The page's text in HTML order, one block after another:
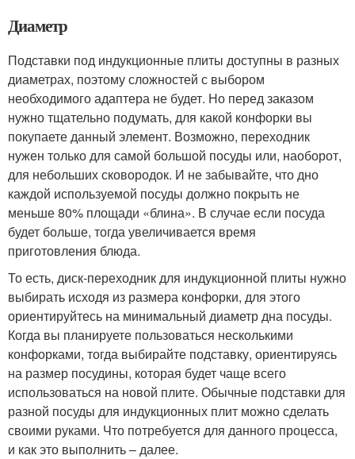
Диаметр
Подставки под индукционные плиты доступны в разных
диаметрах, поэтому сложностей с выбором
необходимого адаптера не будет. Но перед заказом
нужно тщательно подумать, для какой конфорки вы
покупаете данный элемент. Возможно, переходник
нужен только для самой большой посуды или, наоборот,
для небольших сковородок. И не забывайте, что дно
каждой используемой посуды должно покрыть не
меньше 80% площади «блина». В случае если посуда
будет больше, тогда увеличивается время
приготовления блюда.
То есть, диск-переходник для индукционной плиты нужно
выбирать исходя из размера конфорки, для этого
ориентируйтесь на минимальный диаметр дна посуды.
Когда вы планируете пользоваться несколькими
конфорками, тогда выбирайте подставку, ориентируясь
на размер посудины, которая будет чаще всего
использоваться на новой плите. Обычные подставки для
разной посуды для индукционных плит можно сделать
своими руками. Что потребуется для данного процесса,
и как это выполнить – далее.